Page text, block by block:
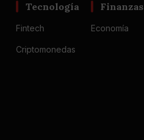
Tecnología
Fintech
Criptomonedas
Finanzas
Economía